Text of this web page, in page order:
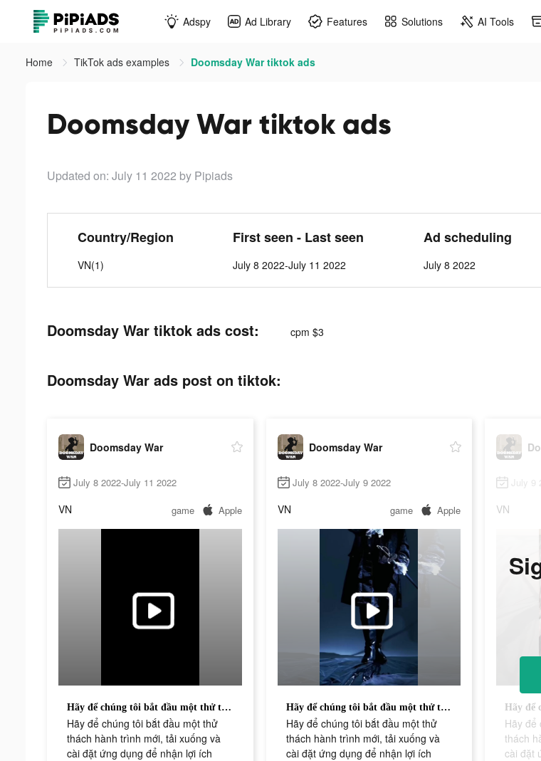
Adspy Ad Library Features Solutions AI Tools
Home TikTok ads examples Doomsday War tiktok ads
Doomsday War tiktok ads
Updated on: July 11 2022 by Pipiads
Country/Region
VN(1)
First seen - Last seen
July 8 2022-July 11 2022
Ad scheduling
July 8 2022
Doomsday War tiktok ads cost: cpm $3
Doomsday War ads post on tiktok:
Doomsday War
July 8 2022-July 11 2022
VN game Apple
Hãy để chúng tôi bắt đầu một thử thách hành trình mới, tải xuống và cài đặt ứng dụng để nhận lợi ích
Hãy để chúng tôi bắt đầu một thử
thách hành trình mới, tải xuống và
cài đặt ứng dụng để nhận lợi ích
Doomsday War
July 8 2022-July 9 2022
VN game Apple
Hãy để chúng tôi bắt đầu một thử thách hành trình mới, tải xuống và cài đặt ứng dụng để nhận lợi ích
Hãy để chúng tôi bắt đầu một thử
thách hành trình mới, tải xuống và
cài đặt ứng dụng để nhận lợi ích
July 9
VN
Hãy để
thách
cài đặt